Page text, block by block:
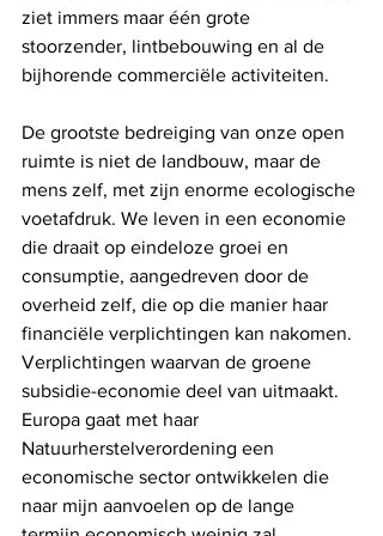
ziet immers maar één grote
stoorzender, lintbebouwing en al de
bijhorende commerciële activiteiten.
De grootste bedreiging van onze open
ruimte is niet de landbouw, maar de
mens zelf, met zijn enorme ecologische
voetafdruk. We leven in een economie
die draait op eindeloze groei en
consumptie, aangedreven door de
overheid zelf, die op die manier haar
financiële verplichtingen kan nakomen.
Verplichtingen waarvan de groene
subsidie-economie deel van uitmaakt.
Europa gaat met haar
Natuurherstelverordening een
economische sector ontwikkelen die
naar mijn aanvoelen op de lange